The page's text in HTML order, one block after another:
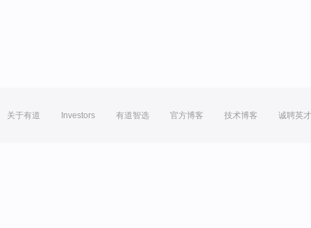
关于有道 Investors 有道智选 官方博客 技术博客 诚聘英才